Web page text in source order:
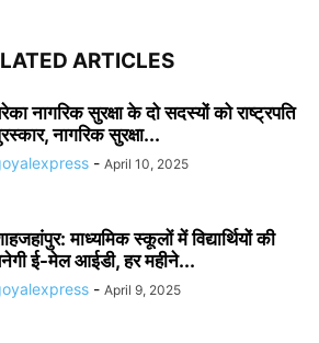
ARTICLES
नागरिक सुरक्षा के दो सदस्यों को राष्ट्रपति
नागरिक सुरक्षा...
- April 10, 2025
माध्यमिक स्कूलाें में विद्यार्थियों की
ई-मेल आईडी, हर महीने...
- April 9, 2025